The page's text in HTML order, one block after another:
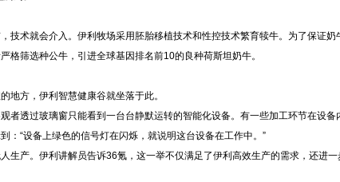
技术就会介入。伊利牧场采用胚胎移植技术和性控技术繁育犊牛。为了保证奶
格筛选种公牛，引进全球基因排名前10的良种荷斯坦奶牛。
地方，伊利智慧健康谷就坐落于此。
者透过玻璃窗只能看到一台台静默运转的智能化设备。有一些加工环节在设备
：“设备上绿色的信号灯在闪烁，就说明这台设备在工作中。”
生产。伊利讲解员告诉36氪，这一举不仅满足了伊利高效生产的需求，还进